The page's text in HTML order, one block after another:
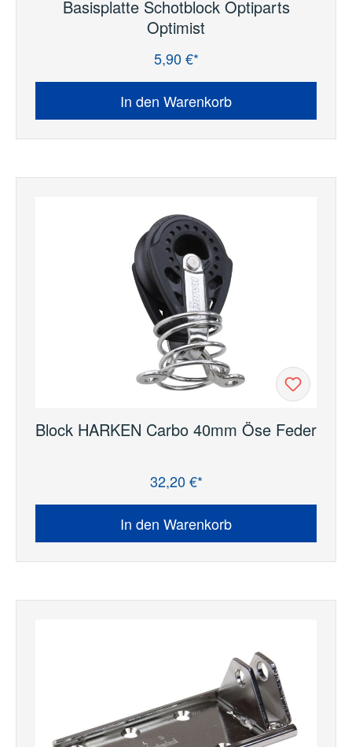
Basisplatte Schotblock Optiparts
Optimist
5,90 €*
In den Warenkorb
Block HARKEN Carbo 40mm Öse Feder
32,20 €*
In den Warenkorb